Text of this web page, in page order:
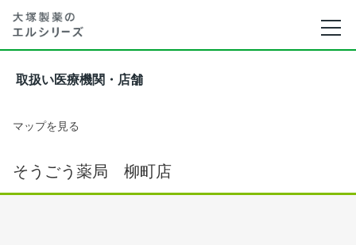
取扱い医療機関・店舗
マップを見る
そうごう薬局 柳町店